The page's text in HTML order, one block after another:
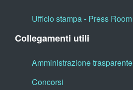
Ufficio stampa - Press Room
Collegamenti utili
Amministrazione trasparente
Concorsi